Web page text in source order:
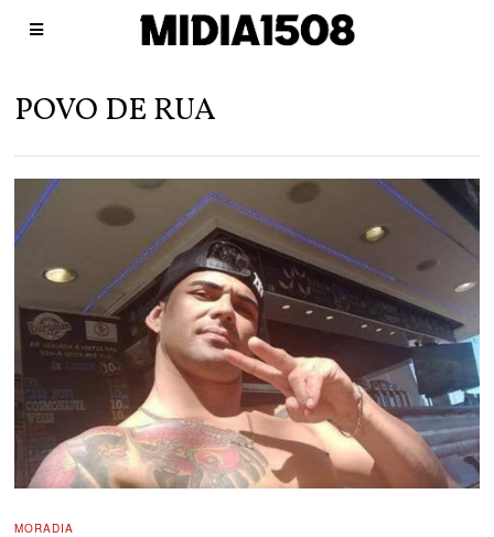
POVO DE RUA
MORADIA